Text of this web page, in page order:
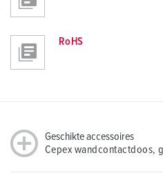
RoHS
Geschikte accessoires
Cepex wandcontactdoos,